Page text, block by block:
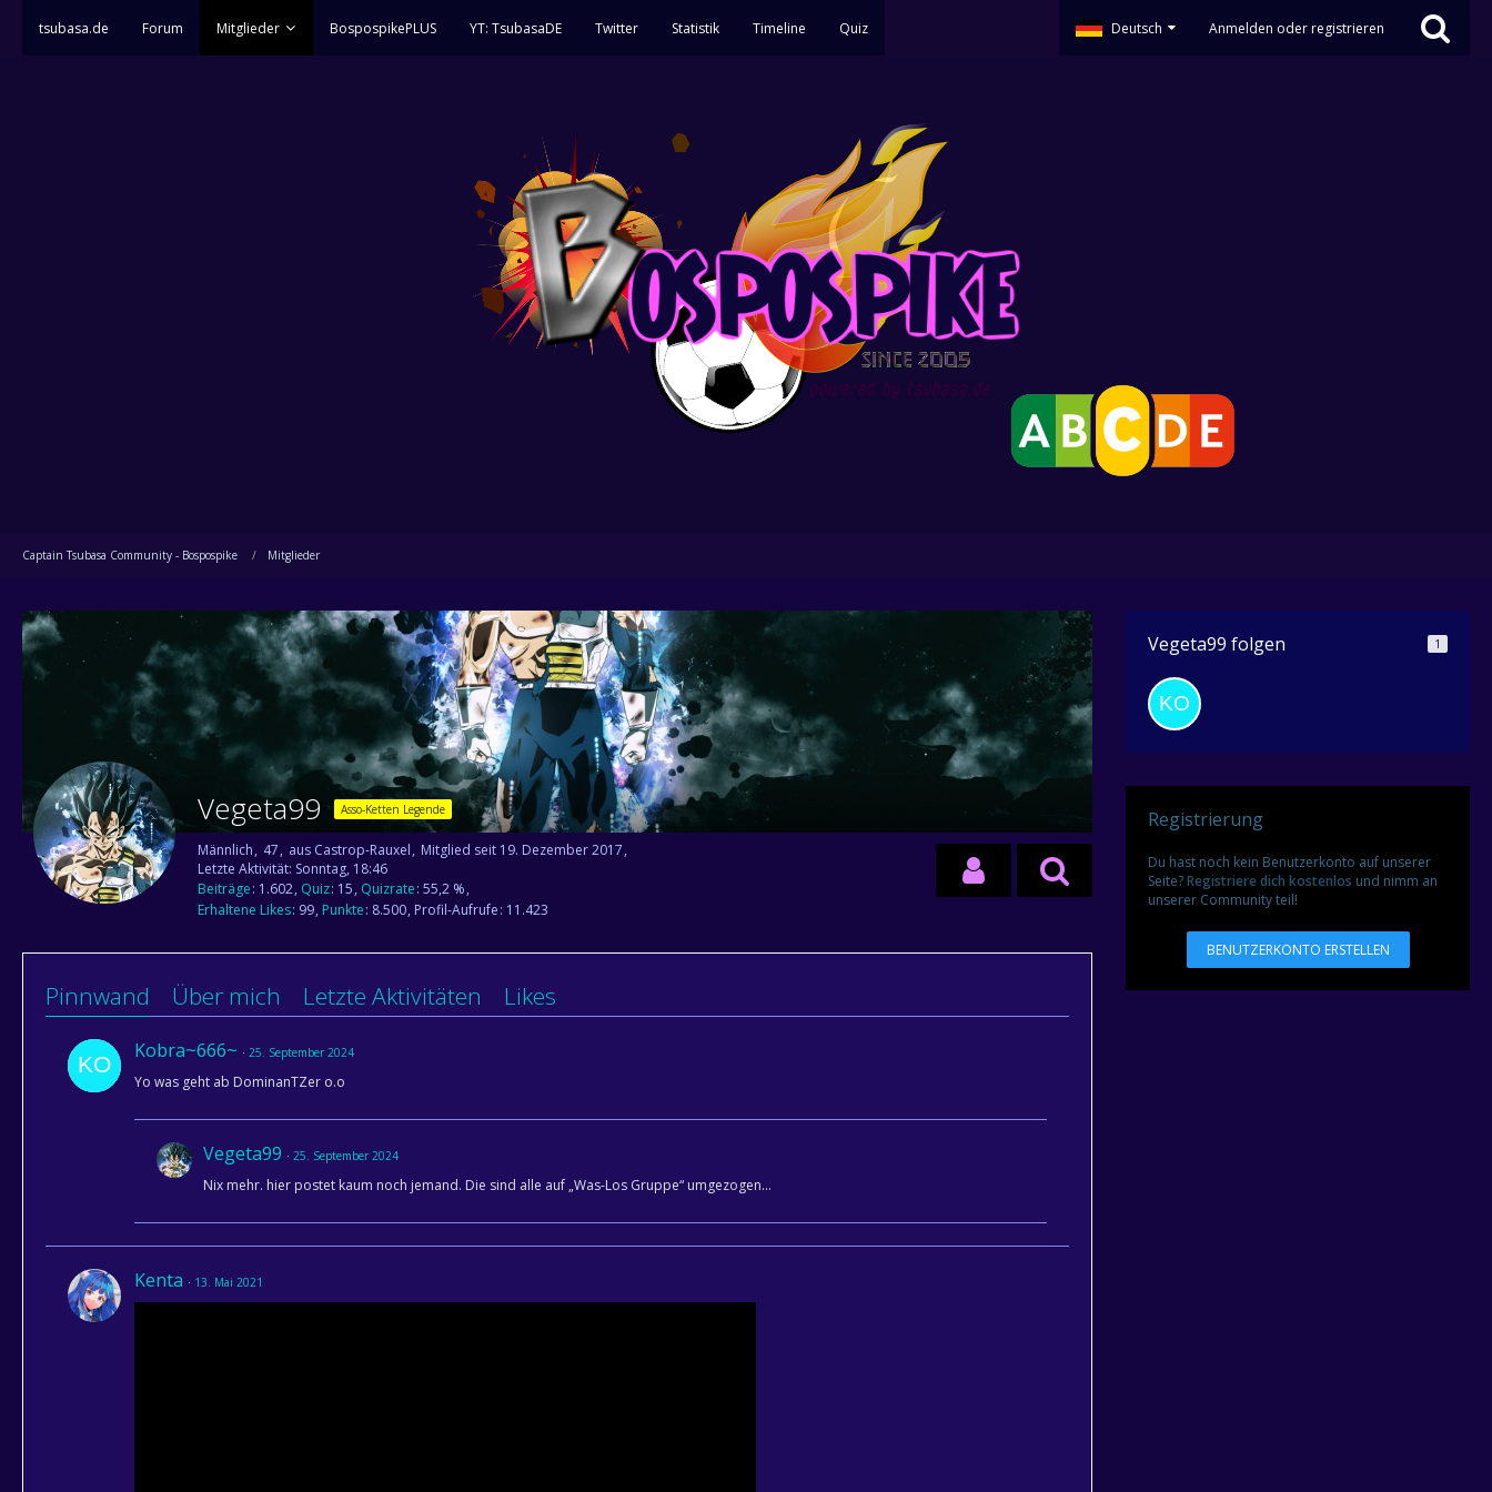
tsubasa.de Forum Mitglieder BospospikePLUS YT: TsubasaDE Twitter Statistik Timeline Quiz Deutsch Anmelden oder registrieren
Captain Tsubasa Community - Bospospike Mitglieder
Vegeta99 Asso-Ketten Legende
Männlich 47 aus Castrop-Rauxel
Mitglied seit 19. Dezember 2017
Letzte Aktivität: Sonntag, 18:46
Beiträge 1.602 Quiz 15 Quizrate 55,2 %
Erhaltene Likes 99 Punkte 8.500 Profil-Aufrufe 11.423
Pinnwand Über mich Letzte Aktivitäten Likes
Kobra~666~ 25. September 2024
Yo was geht ab DominanTZer o.o
Vegeta99 25. September 2024
Nix mehr. hier postet kaum noch jemand. Die sind alle auf „Was-Los Gruppe“ umgezogen…
Kenta 13. Mai 2021
Vegeta99 folgen 1
Registrierung
Du hast noch kein Benutzerkonto auf unserer
Seite?Registriere dich kostenlos und nimm an
unserer Community teil!
BENUTZERKONTO ERSTELLEN